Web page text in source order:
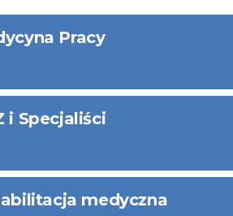
Pracy
i Specjaliści
medyczna